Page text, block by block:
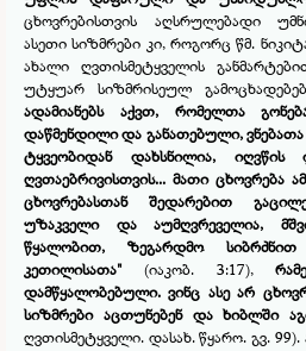
ცხოვრებისთვის აღსრულებადი
ასეთი სიზმრები კი, როგორც წმ.
ახალი ღვთისმეტყველის
უტყუარ სიზმრისეულ
ადამიანებს აქვთ, რომელთა
დაწმენდილი და განათებული,
ტყვეობიდან დახსნილია,
ღვთაებრივისთვის... მათი ცხოვრება
ცხოვრებასთან შედარებით
უზაკველი და აუმღვრეველია,
წყალობით, ზეგარდმო
კეთილისათა"
(იაკობ. 3:17),
დამწყალობებული. ვინც ასე არ
სიზმრები აცთუნებენ და ხიბლში
ღვთისმეტყველი. დასახ. წყარო. გვ. 99).